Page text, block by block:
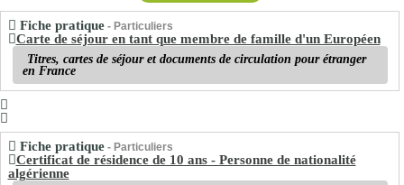
Fiche pratique- Particuliers
Carte de séjour en tant que membre de famille d'un Européen
Titres, cartes de séjour et documents de circulation pour étranger
en France
Fiche pratique- Particuliers
Certificat de résidence de 10 ans - Personne de nationalité
algérienne